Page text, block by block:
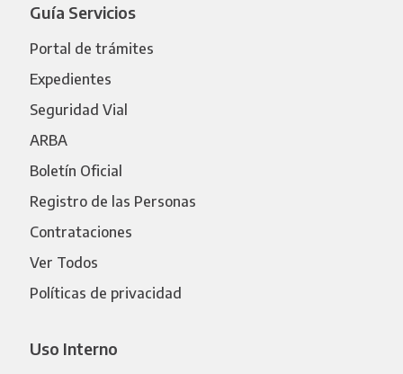
Guía Servicios
Portal de trámites
Expedientes
Seguridad Vial
ARBA
Boletín Oficial
Registro de las Personas
Contrataciones
Ver Todos
Políticas de privacidad
Uso Interno